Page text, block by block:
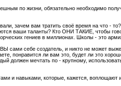
по жизни, обязательно необходимо
зачем вам тратить своё время на что -
ваши таланты? Кто ОНИ ТАКИЕ, чтобы
гениев в миллионах. Школы - это
сами себе создатель, и никто не может
понравится ли вам это, будет ли это
должен мечтать по - крупному,
и навыками, которые, кажется, воплощают